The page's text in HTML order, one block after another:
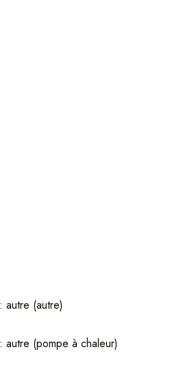
autre (autre)
(pompe à chaleur)